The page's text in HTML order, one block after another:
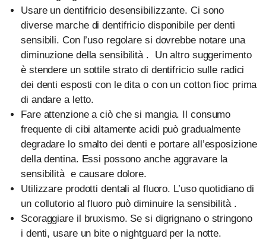
Usare un dentifricio desensibilizzante. Ci sono
diverse marche di dentifricio disponibile per denti
sensibili. Con l’uso regolare si dovrebbe notare una
diminuzione della sensibilità . Un altro suggerimento
è stendere un sottile strato di dentifricio sulle radici
dei denti esposti con le dita o con un cotton fioc prima
di andare a letto.
Fare attenzione a ciò che si mangia. Il consumo
frequente di cibi altamente acidi può gradualmente
degradare lo smalto dei denti e portare all’esposizione
della dentina. Essi possono anche aggravare la
sensibilità e causare dolore.
Utilizzare prodotti dentali al fluoro. L’uso quotidiano di
un collutorio al fluoro può diminuire la sensibilità .
Scoraggiare il bruxismo. Se si digrignano o stringono
i denti, usare un bite o nightguard per la notte.